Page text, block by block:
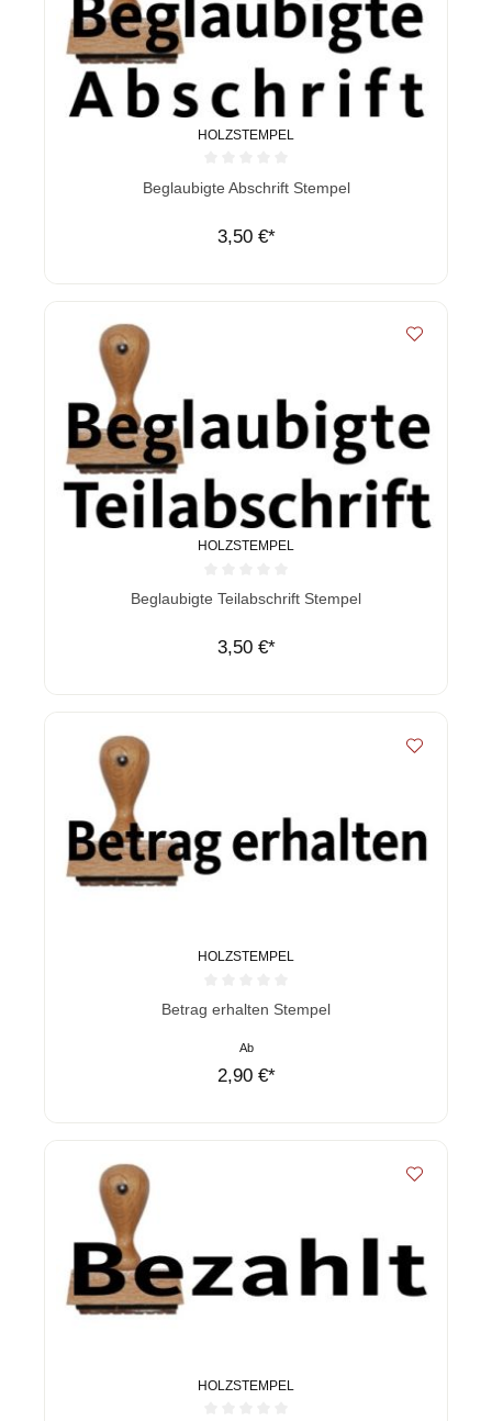
HOLZSTEMPEL
Durchschnittliche Bewertung von 0 von 5 Sternen
Beglaubigte Abschrift Stempel
3,50 €*
HOLZSTEMPEL
Durchschnittliche Bewertung von 0 von 5 Sternen
Beglaubigte Teilabschrift Stempel
3,50 €*
HOLZSTEMPEL
Durchschnittliche Bewertung von 0 von 5 Sternen
Betrag erhalten Stempel
Ab
2,90 €*
HOLZSTEMPEL